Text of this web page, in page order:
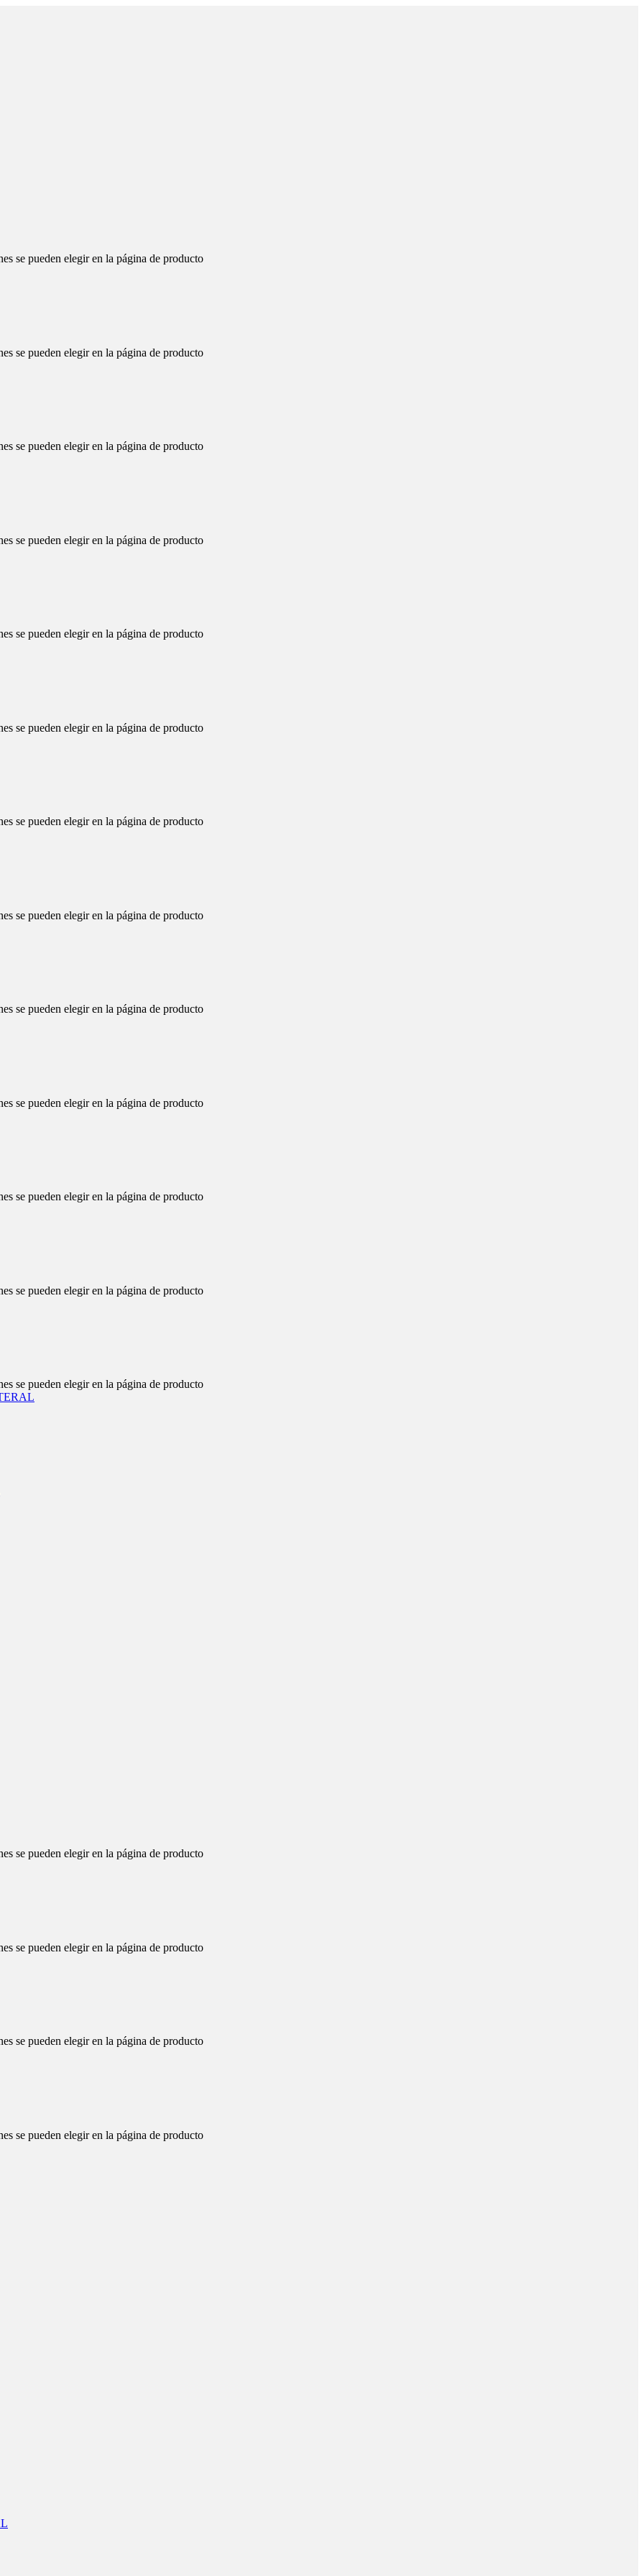
se pueden elegir en la página de producto
se pueden elegir en la página de producto
se pueden elegir en la página de producto
se pueden elegir en la página de producto
se pueden elegir en la página de producto
se pueden elegir en la página de producto
se pueden elegir en la página de producto
se pueden elegir en la página de producto
se pueden elegir en la página de producto
se pueden elegir en la página de producto
se pueden elegir en la página de producto
se pueden elegir en la página de producto
se pueden elegir en la página de producto
se pueden elegir en la página de producto
se pueden elegir en la página de producto
se pueden elegir en la página de producto
se pueden elegir en la página de producto